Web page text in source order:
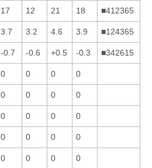
17 12 21 18 ■412365
3.7 3.2 4.6 3.9 ■124365
-0.7 -0.6 +0.5 -0.3 ■342615
0 0 0 0
0 0 0 0
0 0 0 0
0 0 0 0
0 0 0 0